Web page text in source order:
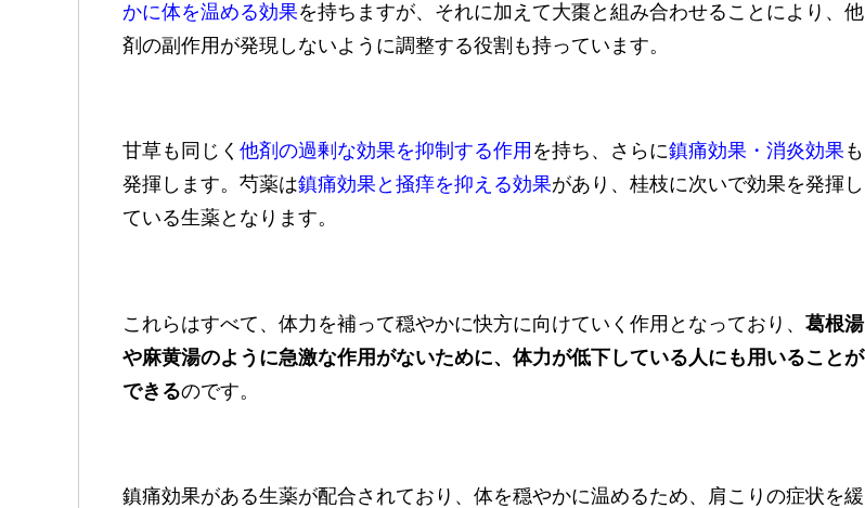
かに体を温める効果を持ちますが、それに加えて大棗と組み合わせることにより、他
剤の副作用が発現しないように調整する役割も持っています。
甘草も同じく 他剤の過剰な効果を抑制する作用 を持ち、さらに鎮痛効果・消炎効果 も
発揮します。芍薬は鎮痛効果と掻痒を抑える効果があり、桂枝に次いで効果を発揮し
ている生薬となります。
これらはすべて、体力を補って穏やかに快方に向けていく作用となっており、 葛根湯
や麻黄湯のように急激な作用がないために、体力が低下している人にも用いることが
できるのです。
鎮痛効果がある生薬が配合されており、体を穏やかに温めるため、肩こりの症状を緩